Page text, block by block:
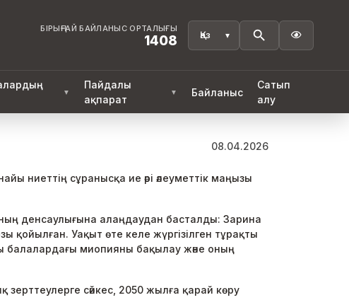
БІРЫҢҒАЙ БАЙЛАНЫС ОРТАЛЫҒЫ
1408 
▼
Пайдалы
ақпарат
▼ Байланыс
Сатып
алу
08.04.2026
ниеттің сұранысқа ие әрі әлеуметтік маңызы
денсаулығына алаңдаудан басталды: Зарина
қойылған. Уақыт өте келе жүргізілген тұрақты
балалардағы миопияны бақылау және оның
сәйкес, 2050 жылға қарай көру